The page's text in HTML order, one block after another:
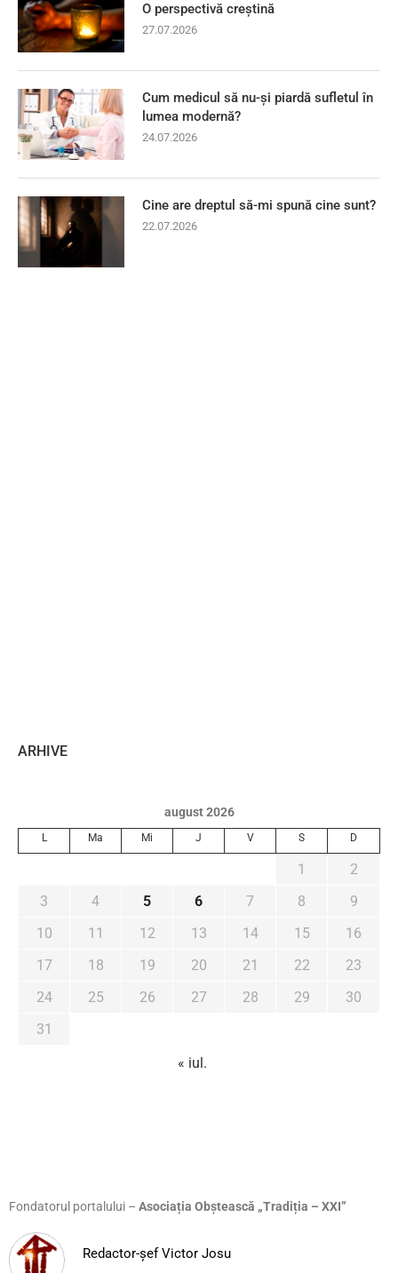
O perspectivă creștină
27.07.2026
Cum medicul să nu-și piardă sufletul în
lumea modernă?
24.07.2026
Cine are dreptul să-mi spună cine sunt?
22.07.2026
ARHIVE
august 2026
L Ma Mi J V S D
1
2
3
4 5 6 7 8
9
10
11 12 13 14 15
16
17
18 19 20 21 22
23
24
25 26 27 28 29
30
31
« iul.
Fondatorul portalului – Asociația Obștească „Tradiția – XXI”
Redactor-șef Victor Josu